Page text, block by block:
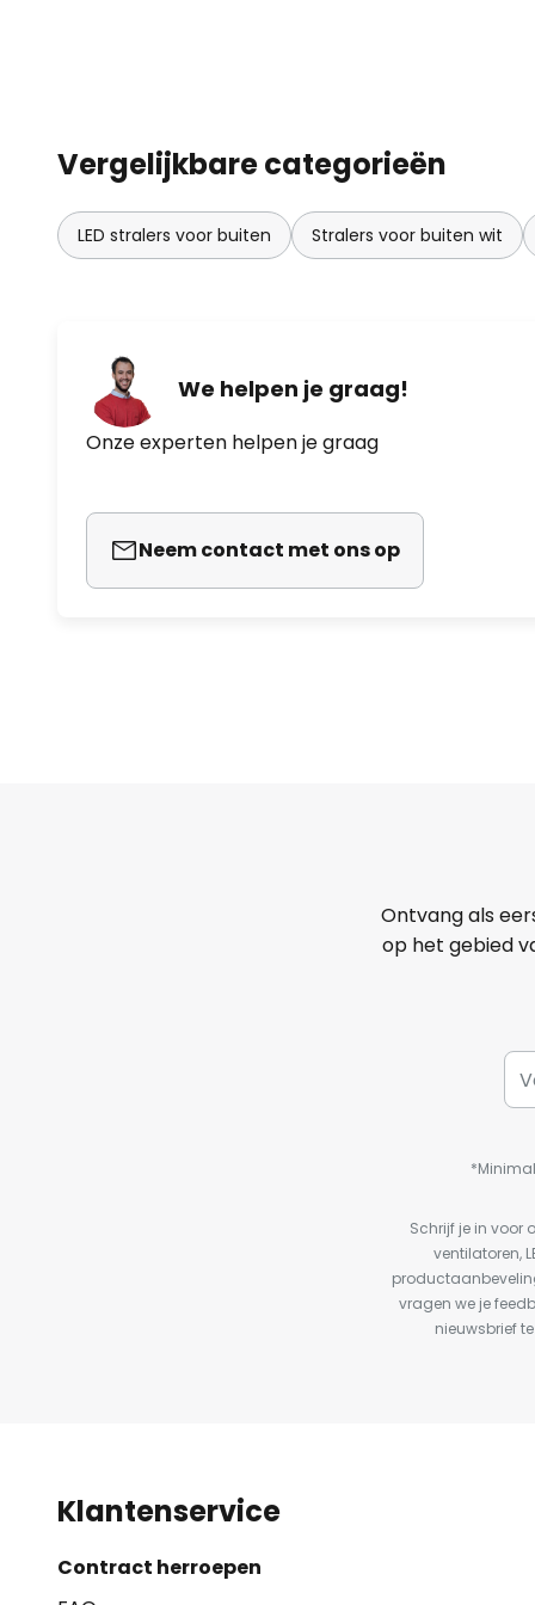
Vergelijkbare categorieën
LED stralers voor buiten Stralers voor buiten wit
We helpen je graag!
Onze experten helpen je graag
Neem contact met ons op
Ontvang als
op het gebied
Schrijf je in voor
ventilatoren,
vragen we je
nieuwsbrief
Klantenservice
Contract herroepen